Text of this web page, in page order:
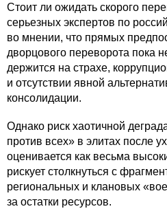
Стоит ли ожидать скорого
серьезных экспертов по
во мнении, что прямых
дворцового переворота пока
держится на страхе,
и отсутствии явной
консолидации.
Однако риск хаотичной
против всех» в элитах после
оценивается как весьма
рискует столкнуться с
региональных и клановых
за остатки ресурсов.